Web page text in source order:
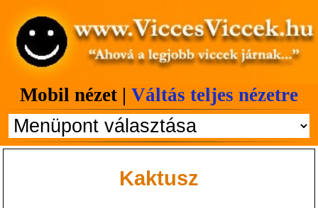
Mobil nézet | Váltás teljes nézetre
Kaktusz